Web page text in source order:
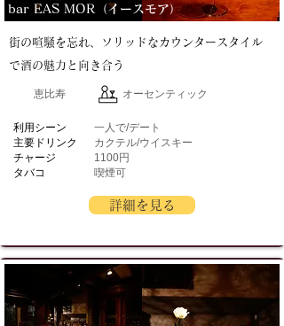
bar EAS MOR（イースモア）
街の喧騒を忘れ、ソリッドなカウンタースタイル
で酒の魅力と向き合う
恵比寿 オーセンティック
​利用シーン
主要ドリンク
チャージ
タバコ
一人で/デート
カクテル/ウイスキー
1100円
喫煙可
詳細を見る